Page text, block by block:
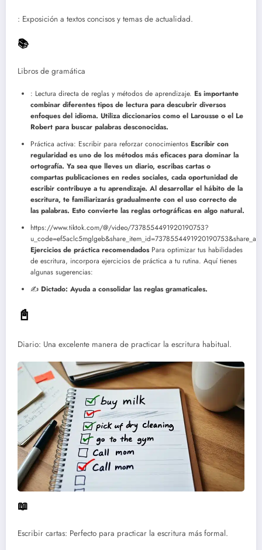
: Exposición a textos concisos y temas de actualidad.
📚
Libros de gramática
: Lectura directa de reglas y métodos de aprendizaje. Es importante
combinar diferentes tipos de lectura para descubrir diversos
enfoques del idioma. Utiliza diccionarios como el Larousse o el Le
Robert para buscar palabras desconocidas.
Práctica activa: Escribir para reforzar conocimientos Escribir con
regularidad es uno de los métodos más eficaces para dominar la
ortografía. Ya sea que lleves un diario, escribas cartas o
compartas publicaciones en redes sociales, cada oportunidad de
escribir contribuye a tu aprendizaje. Al desarrollar el hábito de la
escritura, te familiarizarás gradualmente con el uso correcto de
las palabras. Esto convierte las reglas ortográficas en algo natural.
https://www.tiktok.com/@/video/7378554491920190753?
Ejercicios de práctica recomendadosPara optimizar tus habilidades
de escritura, incorpora ejercicios de práctica a tu rutina. Aquí tienes
algunas sugerencias:
✍️ Dictado: Ayuda a consolidar las reglas gramaticales.
📓
Diario: Una excelente manera de practicar la escritura habitual.
📖
Escribir cartas: Perfecto para practicar la escritura más formal.